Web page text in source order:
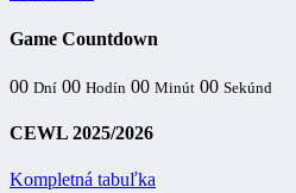
Game Countdown
00 Dní 00 Hodín 00 Minút 00 Sekúnd
CEWL 2025/2026
Kompletná tabuľka